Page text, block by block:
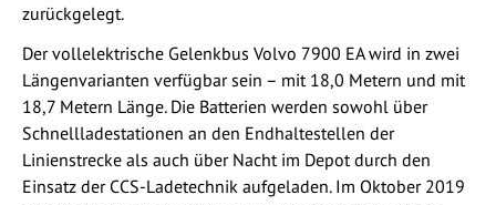
zurückgelegt.
Der vollelektrische Gelenkbus Volvo 7900 EA wird in zwei
Längenvarianten verfügbar sein – mit 18,0 Metern und mit
18,7 Metern Länge. Die Batterien werden sowohl über
Schnellladestationen an den Endhaltestellen der
Linienstrecke als auch über Nacht im Depot durch den
Einsatz der CCS-Ladetechnik aufgeladen. Im Oktober 2019